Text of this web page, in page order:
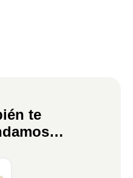
te